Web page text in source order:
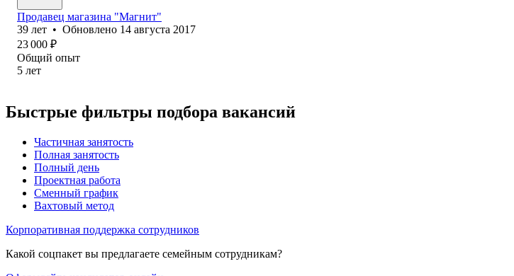
Продавец магазина "Магнит"
39 лет • Обновлено 14 августа 2017
23 000 ₽
Общий опыт
5 лет
Быстрые фильтры подбора вакансий
Частичная занятость
Полная занятость
Полный день
Проектная работа
Сменный график
Вахтовый метод
Корпоративная поддержка сотрудников
Какой соцпакет вы предлагаете семейным сотрудникам?